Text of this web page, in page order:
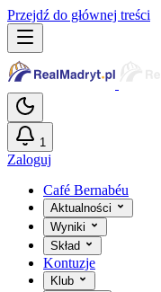
Przejdź do głównej treści
1
Zaloguj
Café Bernabéu
Aktualności
Wyniki
Skład
Kontuzje
Klub